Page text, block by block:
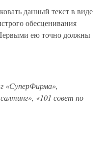
данный текст в виде
обесценивания
ею точно должны
«СуперФирма»,
«101 совет по